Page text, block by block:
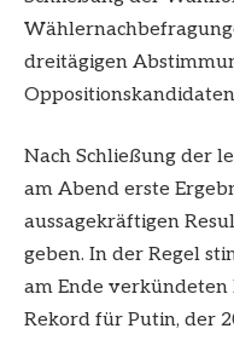
dreitägigen
Nach Schließung der
am Abend erste
aussagekräftigen
geben. In der Regel
am Ende verkündeten
Rekord für Putin, der